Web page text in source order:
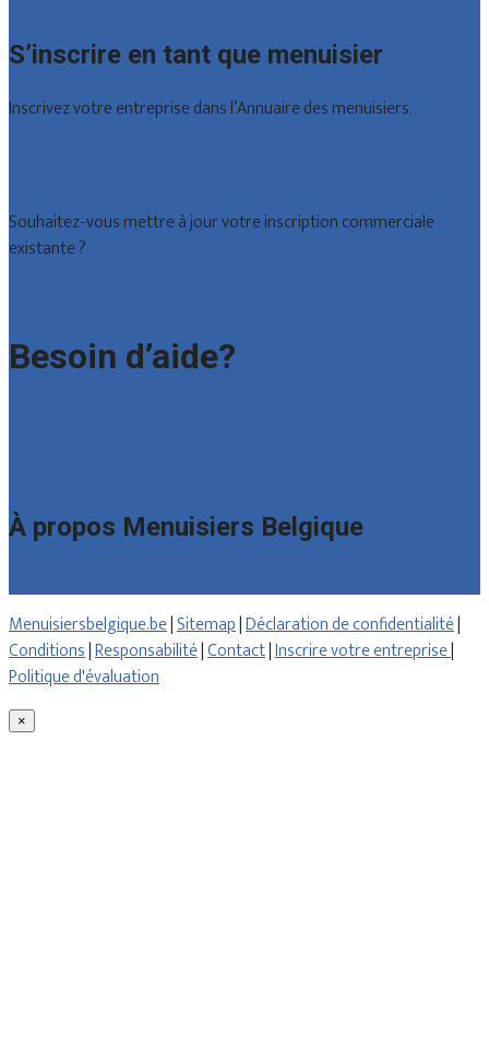
S’inscrire en tant que menuisier
Inscrivez votre entreprise dans l’Annuaire des menuisiers.
Souhaitez-vous mettre à jour votre inscription commerciale
existante ?
Besoin d’aide?
À propos Menuisiers Belgique
Menuisiersbelgique.be|Sitemap|Déclaration de confidentialité|
Conditions|Responsabilité|Contact|Inscrire votre entreprise|
Politique d'évaluation
×